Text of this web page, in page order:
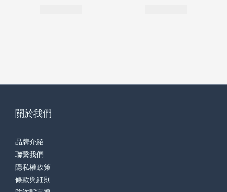
關於我們
品牌介紹
聯繫我們
隱私權政策
條款與細則